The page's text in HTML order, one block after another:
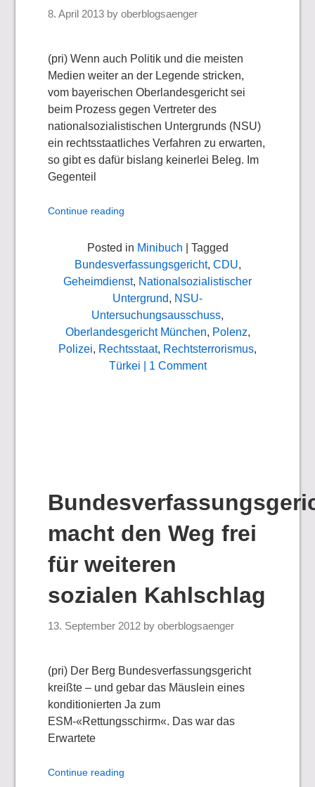
8. April 2013 byoberblogsaenger
(pri) Wenn auch Politik und die meisten
Medien weiter an der Legende stricken,
vom bayerischen Oberlandesgericht sei
beim Prozess gegen Vertreter des
nationalsozialistischen Untergrunds (NSU)
ein rechtsstaatliches Verfahren zu erwarten,
so gibt es dafür bislang keinerlei Beleg. Im
Gegenteil
Continue reading
Posted in Minibuch | Tagged
Bundesverfassungsgericht, CDU,
Geheimdienst, Nationalsozialistischer
Untergrund, NSU-
Untersuchungsausschuss,
Oberlandesgericht München, Polenz,
Polizei, Rechtsstaat, Rechtsterrorismus,
Türkei | 1 Comment
macht den Weg frei
für weiteren
sozialen Kahlschlag
13. September 2012 byoberblogsaenger
(pri) Der Berg Bundesverfassungsgericht
kreißte – und gebar das Mäuslein eines
konditionierten Ja zum
ESM-«Rettungsschirm«. Das war das
Erwartete
Continue reading